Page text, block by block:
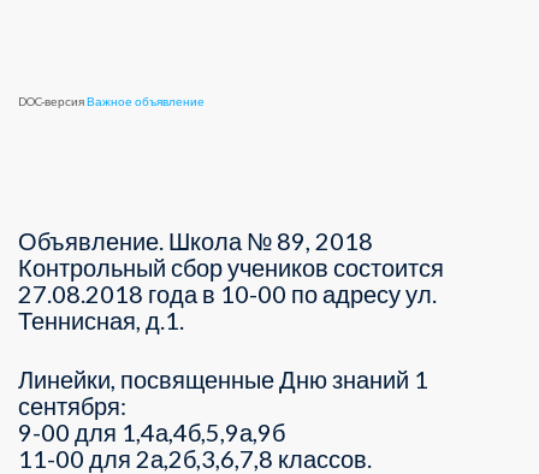
DOC-версияВажное объявление
Объявление. Школа № 89, 2018
Контрольный сбор учеников состоится
27.08.2018 года в 10-00 по адресу ул.
Теннисная, д.1.
Линейки, посвященные Дню знаний 1
сентября:
9-00 для 1,4а,4б,5,9а,9б
11-00 для 2а,2б,3,6,7,8 классов.